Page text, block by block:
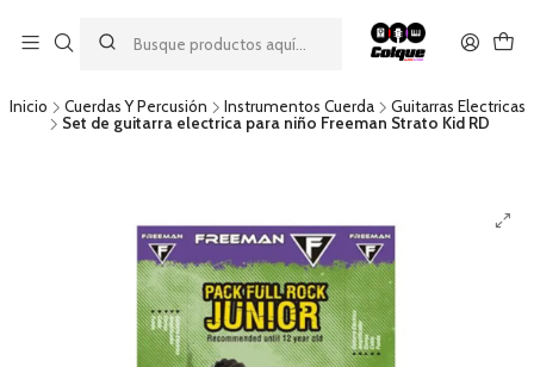
descuento por pago con transferencia bancaria
por una compra mínima de $49.990. Este descuento no es
acumulable a otras promociones ni aplicable a gastos de envío.
Inicio Cuerdas Y Percusión Instrumentos Cuerda
Guitarras Electricas
Set de guitarra electrica para niño Freeman Strato Kid RD